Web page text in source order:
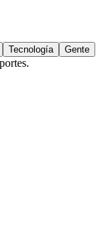
Tecnología Gente
.